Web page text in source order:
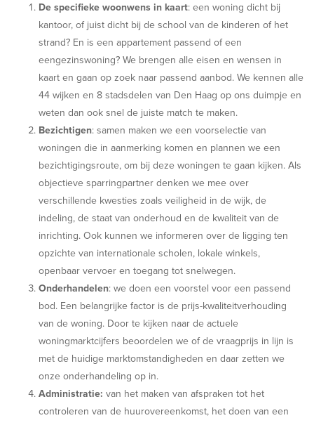
De specifieke woonwens in kaart: een woning dicht bij
kantoor, of juist dicht bij de school van de kinderen of het
strand? En is een appartement passend of een
eengezinswoning? We brengen alle eisen en wensen in
kaart en gaan op zoek naar passend aanbod. We kennen alle
44 wijken en 8 stadsdelen van Den Haag op ons duimpje en
weten dan ook snel de juiste match te maken.
Bezichtigen: samen maken we een voorselectie van
woningen die in aanmerking komen en plannen we een
bezichtigingsroute, om bij deze woningen te gaan kijken. Als
objectieve sparringpartner denken we mee over
verschillende kwesties zoals veiligheid in de wijk, de
indeling, de staat van onderhoud en de kwaliteit van de
inrichting. Ook kunnen we informeren over de ligging ten
opzichte van internationale scholen, lokale winkels,
openbaar vervoer en toegang tot snelwegen.
Onderhandelen: we doen een voorstel voor een passend
bod. Een belangrijke factor is de prijs-kwaliteitverhouding
van de woning. Door te kijken naar de actuele
woningmarktcijfers beoordelen we of de vraagprijs in lijn is
met de huidige marktomstandigheden en daar zetten we
onze onderhandeling op in.
Administratie: van het maken van afspraken tot het
controleren van de huurovereenkomst, het doen van een